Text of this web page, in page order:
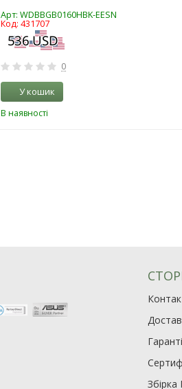
Арт: WDBBGB0160HBK-EESN
Код: 431707
0
У кошик
В наявності
Збірка